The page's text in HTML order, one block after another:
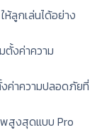
ลูกเล่นได้อย่าง
าความปลอดภัยที่